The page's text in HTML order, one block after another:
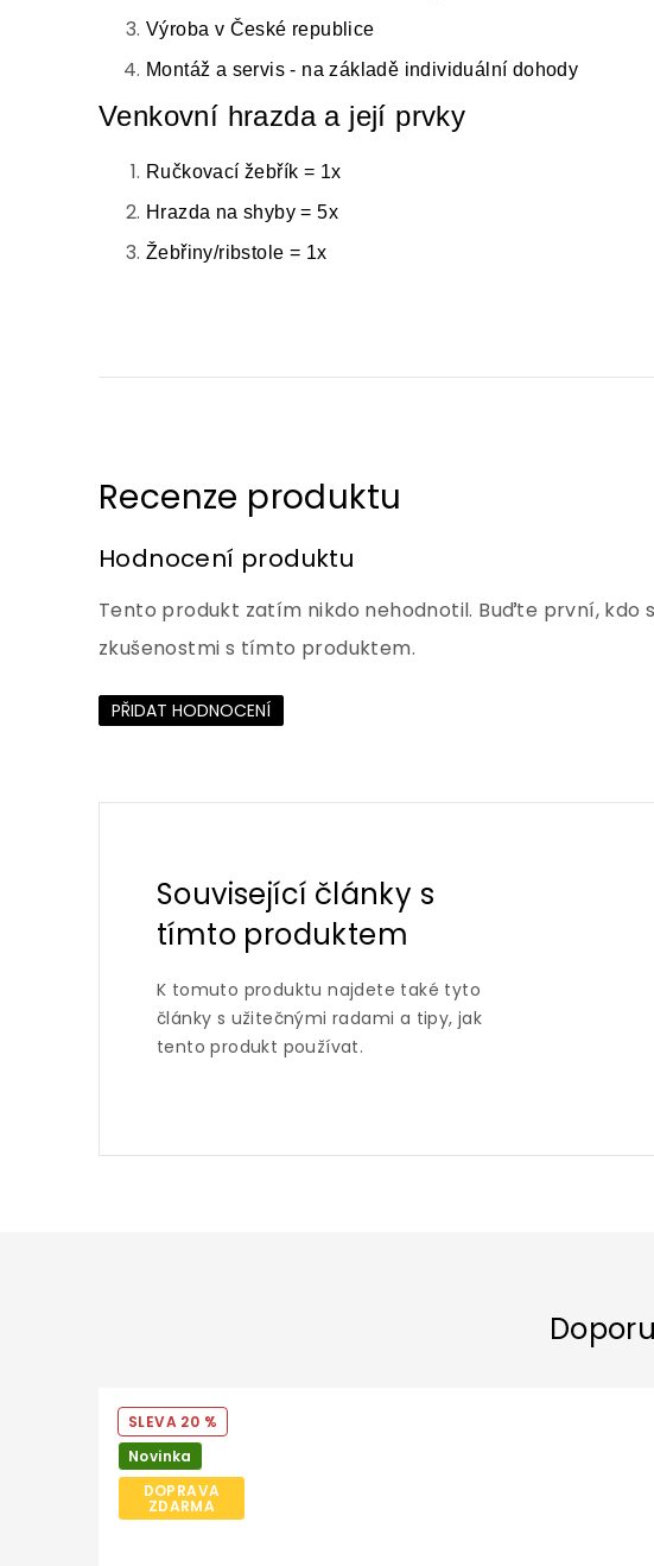
Výroba v České republice
Montáž a servis - na základě individuální dohody
Venkovní hrazda a její prvky
Ručkovací žebřík = 1x
Hrazda na shyby = 5x
Žebřiny/ribstole = 1x
Hodnocení produktu
Tento produkt zatím nikdo nehodnotil. Buďte první, kdo
zkušenostmi s tímto produktem.
PŘIDAT HODNOCENÍ
Související články s
tímto produktem
K tomuto produktu najdete také tyto
články s užitečnými radami a tipy, jak
tento produkt používat.
20 %
Novinka
DOPRAVA
ZDARMA